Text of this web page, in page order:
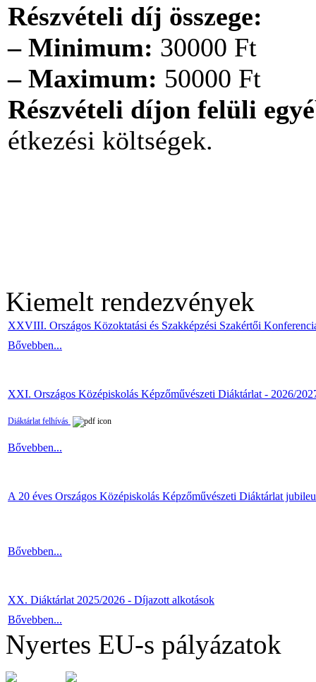
Részvételi díj összege:
– Minimum: 30000 Ft
– Maximum: 50000 Ft
Részvételi díjon felüli
étkezési költségek.
Kiemelt rendezvények
XXVIII. Országos Közoktatási és Szakképzési Szakértői
Bővebben...
XXI. Országos Középiskolás Képzőművészeti Diáktárlat - 2026/
Diáktárlat felhívás
Bővebben...
A 20 éves Országos Középiskolás Képzőművészeti Diáktárlat
Bővebben...
XX. Diáktárlat 2025/2026 - Díjazott alkotások
Bővebben...
Nyertes EU-s pályázatok